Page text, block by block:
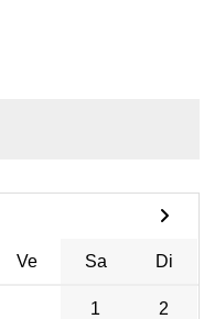
Ve Sa Di
1 2